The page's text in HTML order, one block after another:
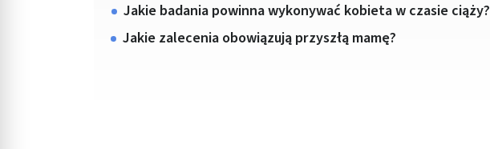
Jakie badania powinna wykonywać kobieta w czasie ciąży?
Jakie zalecenia obowiązują przyszłą mamę?